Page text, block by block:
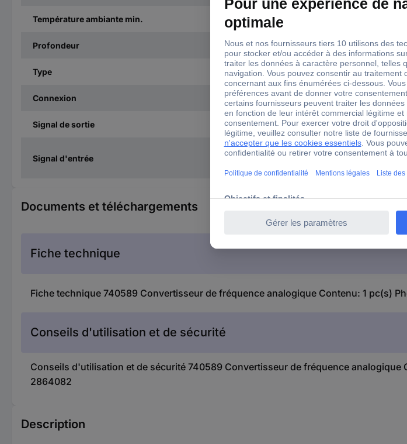
Température ambiante min.
Profondeur
Type
Connexion à
Signal de sortie -
Signal d'entrée
0 -
Documents et téléchargements
Fiche technique
Fiche technique 740589 Convertisseur de fréquence analogique Contenu: 1 pc(s)
Conseils d'utilisation et de sécurité
Conseils d'utilisation et de sécurité 740589 Convertisseur de fréquence analogique
2864082
Description